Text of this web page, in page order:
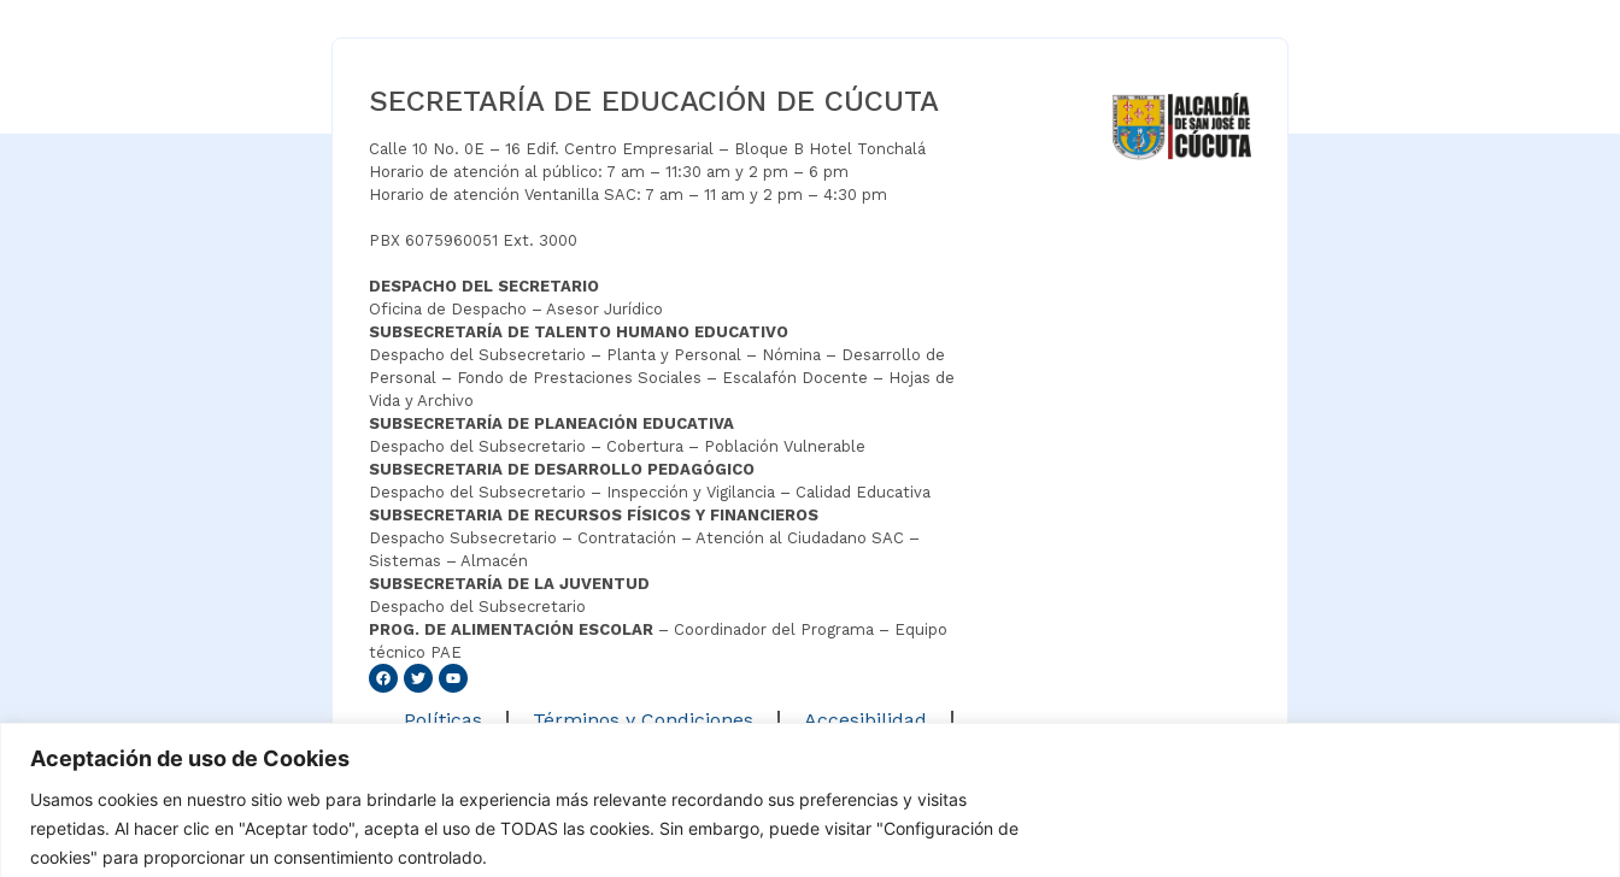
Aceptación de uso de Cookies
Usamos cookies en nuestro sitio web para brindarle la experiencia más relevante recordando sus preferencias y visitas
repetidas. Al hacer clic en "Aceptar todo", acepta el uso de TODAS las cookies. Sin embargo, puede visitar "Configuración de
cookies" para proporcionar un consentimiento controlado.
SECRETARÍA DE EDUCACIÓN DE CÚCUTA
Calle 10 No. 0E – 16 Edif. Centro Empresarial – Bloque B Hotel Tonchalá
Horario de atención al público: 7 am – 11:30 am y 2 pm – 6 pm
Horario de atención Ventanilla SAC: 7 am – 11 am y 2 pm – 4:30 pm
PBX 6075960051 Ext. 3000
DESPACHO DEL SECRETARIO
Oficina de Despacho – Asesor Jurídico
SUBSECRETARÍA DE TALENTO HUMANO EDUCATIVO
Despacho del Subsecretario – Planta y Personal – Nómina – Desarrollo de
Personal – Fondo de Prestaciones Sociales – Escalafón Docente – Hojas de
Vida y Archivo
SUBSECRETARÍA DE PLANEACIÓN EDUCATIVA
Despacho del Subsecretario – Cobertura – Población Vulnerable
SUBSECRETARIA DE DESARROLLO PEDAGÓGICO
Despacho del Subsecretario – Inspección y Vigilancia – Calidad Educativa
SUBSECRETARIA DE RECURSOS FÍSICOS Y FINANCIEROS
Despacho Subsecretario – Contratación – Atención al Ciudadano SAC –
Sistemas – Almacén
SUBSECRETARÍA DE LA JUVENTUD
Despacho del Subsecretario
PROG. DE ALIMENTACIÓN ESCOLAR– Coordinador del Programa – Equipo
técnico PAE
Políticas Términos y Condiciones Accesibilidad
©Copyright 2021 – Todos los derechos reservados Alcaldía de Cúcuta